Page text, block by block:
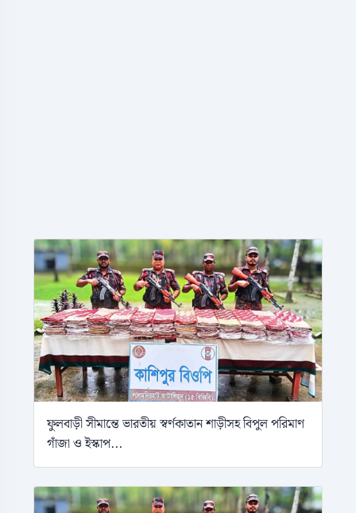
ফুলবাড়ী সীমান্তে ভারতীয় স্বর্ণকাতান শাড়ীসহ বিপুল পরিমাণ
গাঁজা ও ইস্কাপ...